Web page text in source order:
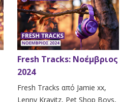
Fresh Tracks: Νοέμβριος
2024
Fresh Tracks από Jamie xx,
Lenny Kravitz, Pet Shop Boys,